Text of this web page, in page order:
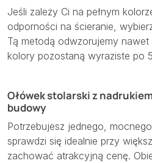
Jeśli zależy Ci na pełnym
odporności na ścieranie,
Tą metodą odwzorujemy nawet
kolory pozostaną wyraziste po
Ołówek stolarski z
budowy
Potrzebujesz jednego,
sprawdzi się idealnie przy
zachować atrakcyjną cenę.